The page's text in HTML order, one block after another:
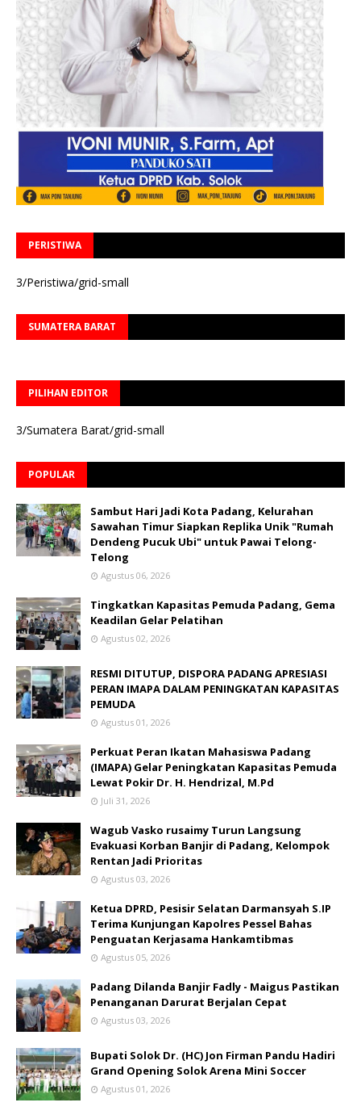
PERISTIWA
3/Peristiwa/grid-small
SUMATERA BARAT
PILIHAN EDITOR
3/Sumatera Barat/grid-small
POPULAR
Sambut Hari Jadi Kota Padang, Kelurahan
Sawahan Timur Siapkan Replika Unik "Rumah
Dendeng Pucuk Ubi" untuk Pawai Telong-
Telong
Agustus 06, 2026
Tingkatkan Kapasitas Pemuda Padang, Gema
Keadilan Gelar Pelatihan
Agustus 02, 2026
RESMI DITUTUP, DISPORA PADANG APRESIASI
PERAN IMAPA DALAM PENINGKATAN KAPASITAS
PEMUDA
Agustus 01, 2026
Perkuat Peran Ikatan Mahasiswa Padang
(IMAPA) Gelar Peningkatan Kapasitas Pemuda
Lewat Pokir Dr. H. Hendrizal, M.Pd
Juli 31, 2026
Wagub Vasko rusaimy Turun Langsung
Evakuasi Korban Banjir di Padang, Kelompok
Rentan Jadi Prioritas
Agustus 03, 2026
Ketua DPRD, Pesisir Selatan Darmansyah S.IP
Terima Kunjungan Kapolres Pessel Bahas
Penguatan Kerjasama Hankamtibmas
Agustus 05, 2026
Padang Dilanda Banjir Fadly - Maigus Pastikan
Penanganan Darurat Berjalan Cepat
Agustus 03, 2026
Bupati Solok Dr. (HC) Jon Firman Pandu Hadiri
Grand Opening Solok Arena Mini Soccer
Agustus 01, 2026